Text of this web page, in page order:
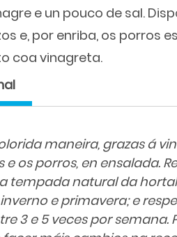
e un pouco de sal.
e, por enriba, os porros
coa vinagreta.
maneira, grazas á
e os porros, en ensalada.
tempada natural da
e primavera; e
3 e 5 veces por semana.